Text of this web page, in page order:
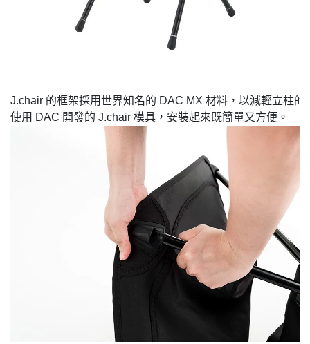
J.chair 的框架採用世界知名的 DAC MX 材料，以減輕立柱的